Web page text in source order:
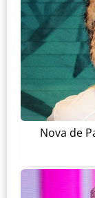
Nova de